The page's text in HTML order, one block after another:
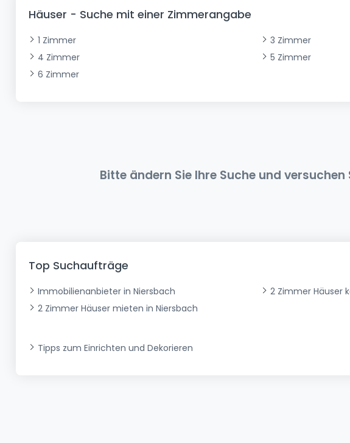
Schloss
Hof
Bauernhaus
Landhaus
Dreigeschossige Wohnung
Loft
Dachgeschoss
Erdgeschoss
Kein Bauland
Gewerbliches Grundstück
Garage - Parkplatz
Carport
Garage
Büro
Büro
Gewerbe
Ladenfläche
Geschäft
Häuser - Suche mit einer Zimmerangabe
1 Zimmer
3 Zimmer
4 Zimmer
5 Zimmer
6 Zimmer
Bitte ändern Sie Ihre Suche und versuchen
Top Suchaufträge
Immobilienanbieter in Niersbach
2 Zimmer Häuser
2 Zimmer Häuser mieten in Niersbach
Tipps zum Einrichten und Dekorieren